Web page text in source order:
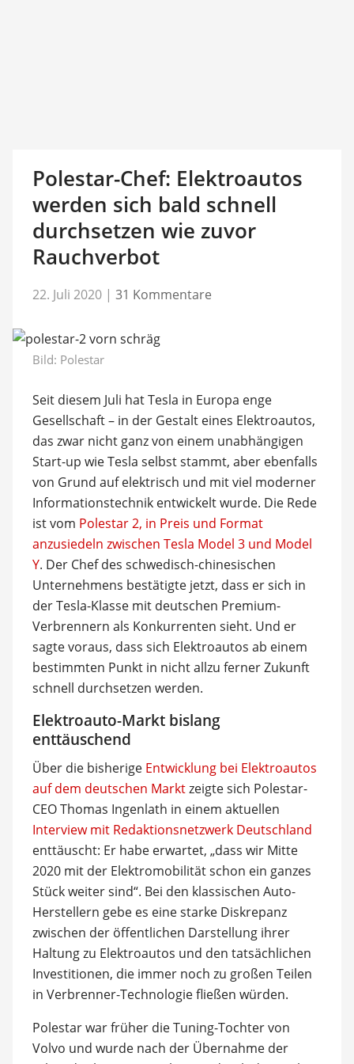
Polestar-Chef: Elektroautos
werden sich bald schnell
durchsetzen wie zuvor
Rauchverbot
22. Juli 2020 | 31 Kommentare
Bild: Polestar
Seit diesem Juli hat Tesla in Europa enge
Gesellschaft – in der Gestalt eines Elektroautos,
das zwar nicht ganz von einem unabhängigen
Start-up wie Tesla selbst stammt, aber ebenfalls
von Grund auf elektrisch und mit viel moderner
Informationstechnik entwickelt wurde. Die Rede
ist vom Polestar 2, in Preis und Format
anzusiedeln zwischen Tesla Model 3 und Model
Y. Der Chef des schwedisch-chinesischen
Unternehmens bestätigte jetzt, dass er sich in
der Tesla-Klasse mit deutschen Premium-
Verbrennern als Konkurrenten sieht. Und er
sagte voraus, dass sich Elektroautos ab einem
bestimmten Punkt in nicht allzu ferner Zukunft
schnell durchsetzen werden.
Elektroauto-Markt bislang
enttäuschend
Über die bisherige Entwicklung bei Elektroautos
auf dem deutschen Marktzeigte sich Polestar-
CEO Thomas Ingenlath in einem aktuellen
Interview mit Redaktionsnetzwerk Deutschland
enttäuscht: Er habe erwartet, „dass wir Mitte
2020 mit der Elektromobilität schon ein ganzes
Stück weiter sind“. Bei den klassischen Auto-
Herstellern gebe es eine starke Diskrepanz
zwischen der öffentlichen Darstellung ihrer
Haltung zu Elektroautos und den tatsächlichen
Investitionen, die immer noch zu großen Teilen
in Verbrenner-Technologie fließen würden.
Polestar war früher die Tuning-Tochter von
Volvo und wurde nach der Übernahme der